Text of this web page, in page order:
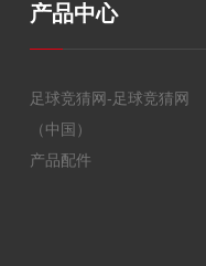
产品中心
足球竞猜网-足球竞猜网
（中国）
产品配件